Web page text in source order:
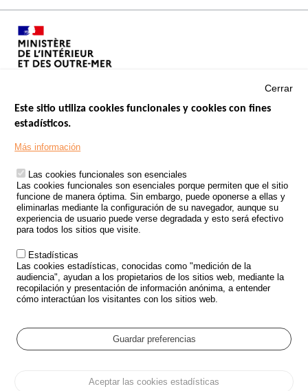
Footer
TRATAMIENTO DE DATOS PERSONALES PROCEDENTES DE
ACCIDENTES DE TRÁFICO
ESTUDIOS
CONVOCATORIA DE PROYECTOS DE ESTUDIOS
POLÍTICA DE SEGURIDAD VIAL
Outils
EVENTOS
GLOSARIO
Cookie settings
Protección de datos y CookiesAdministrar las cookies
Cerrar
Este sitio utiliza cookies funcionales y cookies con fines
estadísticos.
Más información
Las cookies funcionales son esenciales
Las cookies funcionales son esenciales porque permiten que el sitio
funcione de manera óptima. Sin embargo, puede oponerse a ellas y
eliminarlas mediante la configuración de su navegador, aunque su
experiencia de usuario puede verse degradada y esto será efectivo
para todos los sitios que visite.
Estadísticas
Las cookies estadísticas, conocidas como "medición de la
audiencia", ayudan a los propietarios de los sitios web, mediante la
recopilación y presentación de información anónima, a entender
cómo interactúan los visitantes con los sitios web.
Guardar preferencias
Aceptar las cookies estadísticas